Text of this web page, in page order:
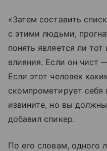
«Затем составить
с этими людьми,
понять является ли
влияния. Если он чист
Если этот человек
скомпрометирует
извините, но вы
добавил спикер.
По его словам, одного